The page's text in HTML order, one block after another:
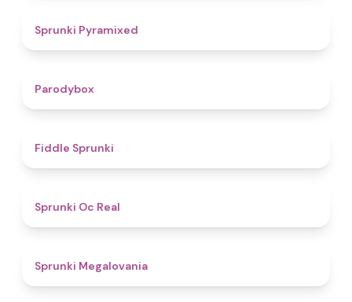
Sprunki Pyramixed
Parodybox
Fiddle Sprunki
Sprunki Oc Real
Sprunki Megalovania